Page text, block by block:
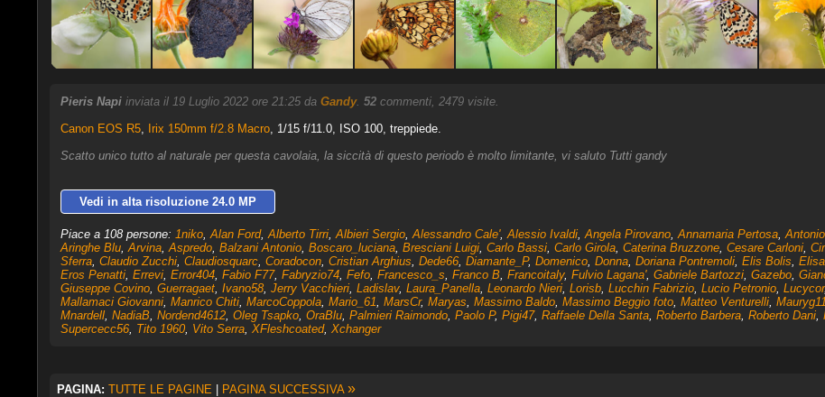
Pieris Napi inviata il 19 Luglio 2022 ore 21:25 da Gandy. 52commenti, 2479 visite.
Canon EOS R5, Irix 150mm f/2.8 Macro, 1/15 f/11.0, ISO 100, treppiede.
Scatto unico tutto al naturale per questa cavolaia, la siccità di questo periodo è molto limitante, vi saluto Tutti gandy
Vedi in alta risoluzione 24.0 MP
Piace a 108 persone: 1niko, Alan Ford, Alberto Tirri, Albieri Sergio, Alessandro Cale', Alessio Ivaldi, Angela Pirovano, Annamaria Pertosa,
Aringhe Blu, Arvina, Aspredo, Balzani Antonio, Boscaro_luciana, Bresciani Luigi, Carlo Bassi, Carlo Girola, Caterina Bruzzone, Cesare Carloni,
Sferra, Claudio Zucchi, Claudiosquarc, Coradocon, Cristian Arghius Dede66, Diamante_P, Domenico, Donna, Doriana Pontremoli, Elis Bolis
Eros Penatti, Errevi, Error404, Fabio F77, Fabryzio74, Fefo, Francesco_s Franco B, Francoitaly, Fulvio Lagana', Gabriele Bartozzi, Gazebo,
Giuseppe Covino, Guerragaet, Ivano58, Jerry Vacchieri, Ladislav, Laura_Panella, Leonardo Nieri, Lorisb, Lucchin Fabrizio, Lucio Petronio, Lucycor,
Mallamaci Giovanni, Manrico Chiti, MarcoCoppola, Mario_61 MarsCr, Maryas Massimo Baldo, Massimo Beggio foto, Matteo Venturelli, Mauryg11
Mnardell, NadiaB, Nordend4612, Oleg Tsapko, OraBlu, Palmieri Raimondo, Paolo P, Pigi47, Raffaele Della Santa, Roberto Barbera, Roberto Dani,
Supercecc56, Tito 1960, Vito Serra, XFleshcoated, Xchanger
PAGINA: TUTTE LE PAGINE | PAGINA SUCCESSIVA »